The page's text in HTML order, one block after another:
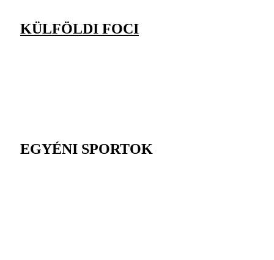
KÜLFÖLDI FOCI
EGYÉNI SPORTOK